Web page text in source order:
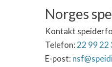
Norges
Kontakt
Telefon: 22 99 22
E-post: